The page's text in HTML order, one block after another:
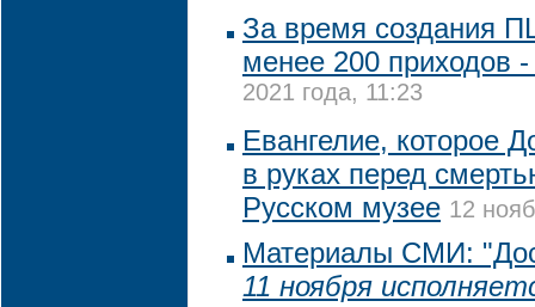
За время создания
менее 200 приходов
2021 года, 11:23
Евангелие, которое
в руках перед
Русском музее 12
Материалы СМИ:
11 ноября